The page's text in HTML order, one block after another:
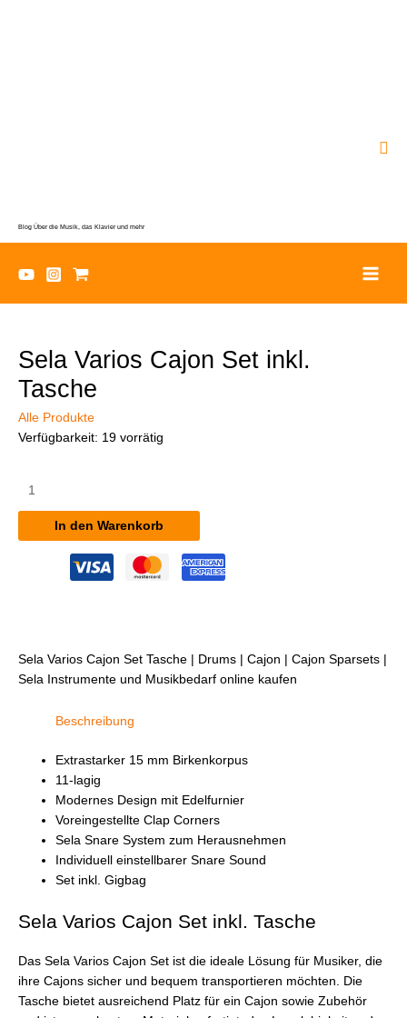
Blog Über die Musik, das Klavier und mehr
Sela Varios Cajon Set inkl.
Tasche
Alle Produkte
Verfügbarkeit: 19 vorrätig
Varios
Set
In den Warenkorb
Sela Varios Cajon Set Tasche | Drums | Cajon | Cajon Sparsets |
Sela Instrumente und Musikbedarf online kaufen
Beschreibung
Extrastarker 15 mm Birkenkorpus
11-lagig
Modernes Design mit Edelfurnier
Voreingestellte Clap Corners
Sela Snare System zum Herausnehmen
Individuell einstellbarer Snare Sound
Set inkl. Gigbag
Sela Varios Cajon Set inkl. Tasche
Das Sela Varios Cajon Set ist die ideale Lösung für Musiker, die
ihre Cajons sicher und bequem transportieren möchten. Die
Tasche bietet ausreichend Platz für ein Cajon sowie Zubehör